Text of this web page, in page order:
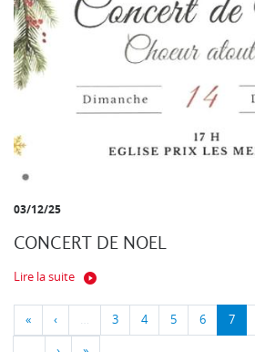
03/12/25
CONCERT DE NOEL
Lire la suite
« ‹ … 3 4 5 6 7